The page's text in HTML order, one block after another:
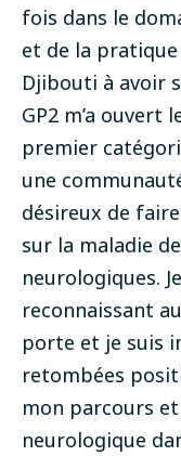
fois dans le
et de la
Djibouti à avoir
GP2 m’a ouvert
premier
une
désireux de
sur la maladie
neurologiques.
reconnaissant
porte et je suis
retombées
mon parcours
neurologique